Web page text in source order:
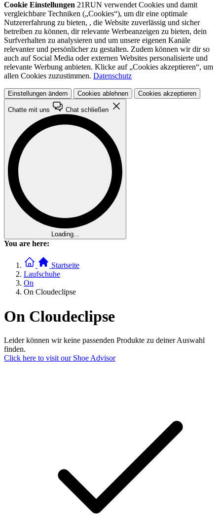
Cookie Einstellungen 21RUN verwendet Cookies und damit
vergleichbare Techniken („Cookies“), um dir eine optimale
Nutzererfahrung zu bieten, , die Website zuverlässig und sicher
betreiben zu können, dir relevante Werbeanzeigen zu bieten, dein
Surfverhalten zu analysieren und um unsere eigenen Kanäle
relevanter und persönlicher zu gestalten. Zudem können wir dir so
auch auf Social Media oder externen Websites personalisierte und
relevante Werbung anbieten. Klicke auf „Cookies akzeptieren“, um
allen Cookies zuzustimmen. Datenschutz
Einstellungen ändern Cookies ablehnen Cookies akzeptieren
Chatte mit uns Chat schließen
Loading...
You are here:
Startseite
Laufschuhe
On
On Cloudeclipse
On Cloudeclipse
Leider können wir keine passenden Produkte zu deiner Auswahl
finden.
Click here to visit our Shoe Advisor